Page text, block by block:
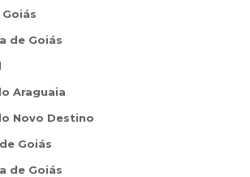
Goiás
de Goiás
Araguaia
Novo Destino
Goiás
de Goiás